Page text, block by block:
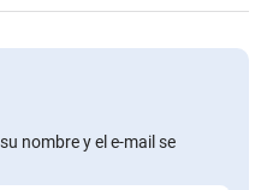
nombre y el e-mail se